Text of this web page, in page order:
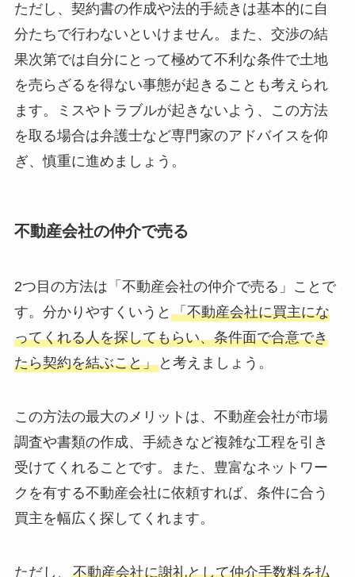
ただし、契約書の作成や法的手続きは基本的に自
分たちで行わないといけません。また、交渉の結
果次第では自分にとって極めて不利な条件で土地
を売らざるを得ない事態が起きることも考えられ
ます。ミスやトラブルが起きないよう、この方法
を取る場合は弁護士など専門家のアドバイスを仰
ぎ、慎重に進めましょう。
不動産会社の仲介で売る
2つ目の方法は「不動産会社の仲介で売る」ことで
す。分かりやすくいうと 「不動産会社に買主にな
ってくれる人を探してもらい、条件面で合意でき
たら契約を結ぶこと」と考えましょう。
この方法の最大のメリットは、不動産会社が市場
調査や書類の作成、手続きなど複雑な工程を引き
受けてくれることです。また、豊富なネットワー
クを有する不動産会社に依頼すれば、条件に合う
買主を幅広く探してくれます。
ただし、 不動産会社に謝礼として仲介手数料を払